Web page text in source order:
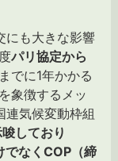
にも大きな影響
パリ協定から
でに1年かかる
象徴するメッ
連気候変動枠組
しており
でなくCOP（締